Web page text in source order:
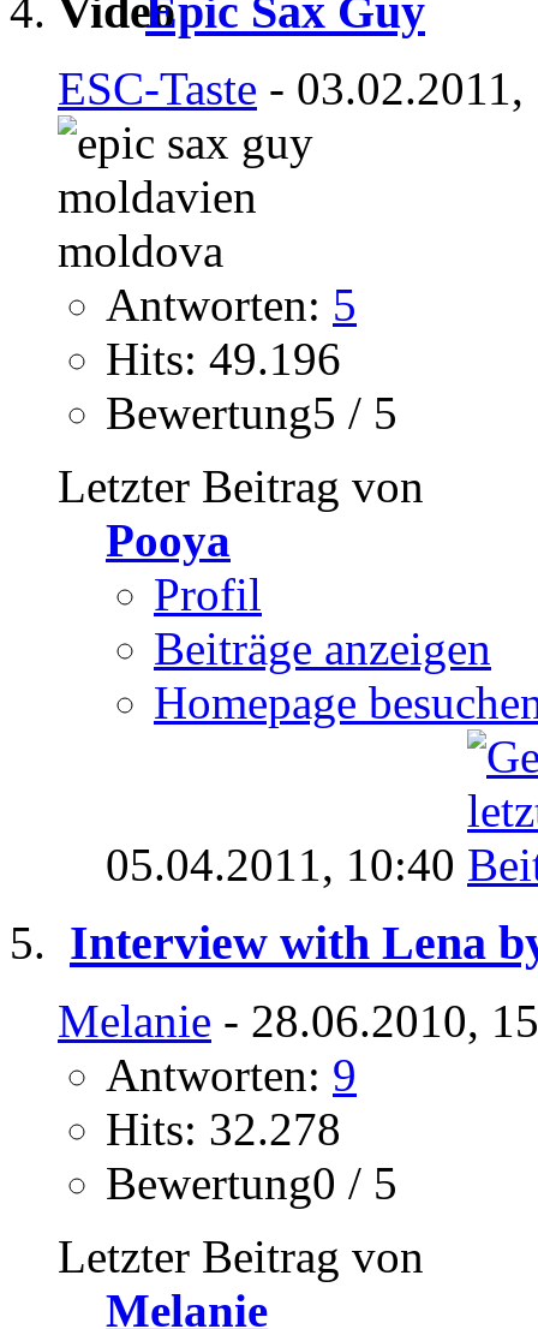
Epic Sax Guy
ESC-Taste -
Antworten: 5
Hits: 49.196
Bewertung5 / 5
Letzter Beitrag von
Pooya
Profil
Beiträge anzeigen
Homepage
05.04.2011, 10:40
Interview with Lena
Melanie - 28.06.2010,
Antworten: 9
Hits: 32.278
Bewertung0 / 5
Letzter Beitrag von
Melanie